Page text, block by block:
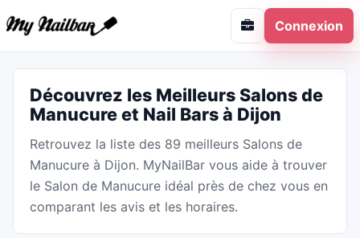
Connexion
Découvrez les Meilleurs Salons de
Manucure et Nail Bars à Dijon
Retrouvez la liste des 89 meilleurs Salons de
Manucure à Dijon. MyNailBar vous aide à trouver
le Salon de Manucure idéal près de chez vous en
comparant les avis et les horaires.